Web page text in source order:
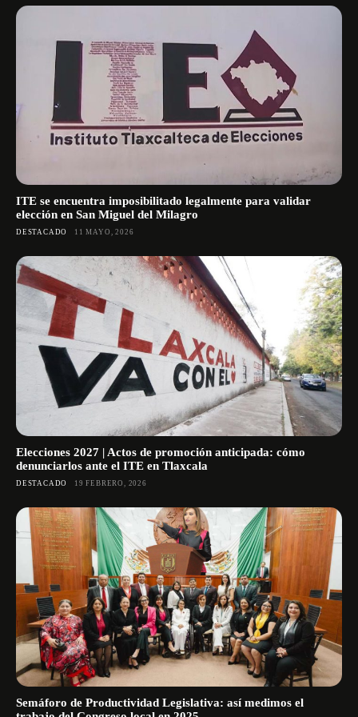
ITE se encuentra imposibilitado legalmente para validar
elección en San Miguel del Milagro
DESTACADO 11 MAYO, 2026
Elecciones 2027 | Actos de promoción anticipada: cómo
denunciarlos ante el ITE en Tlaxcala
DESTACADO 19 FEBRERO, 2026
Semáforo de Productividad Legislativa: así medimos el